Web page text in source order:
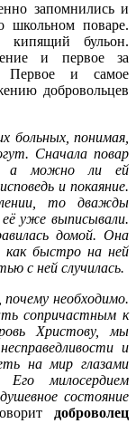
запомнились и
школьном поваре.
бульон.
и первое за
Первое и самое
добровольцев
больных, понимая,
Сначала повар
а можно ли ей
и покаяние.
то дважды
уже выписывали.
домой. Она
как быстро на ней
с ней случилась.
необходимо.
сопричастным к
Христову, мы
и
на мир глазами
милосердием
состояние
доброволец